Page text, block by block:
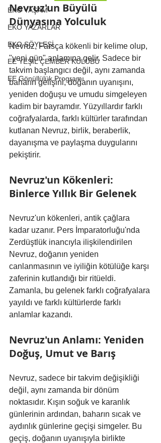
EKO YAŞAM
EKO YAZARLAR
EKO SÖYLEŞİ
EE YEŞİL ÇEMBER KULÜBÜ
EE Gönüllülük Programı
Nevruz'un Büyülü
Dünyasına Yolculuk
Nevruz, Farsça kökenli bir kelime olup,
"yeni gün" anlamına gelir. Sadece bir
takvim başlangıcı değil, aynı zamanda
baharın gelişini, doğanın uyanışını,
yeniden doğuşu ve umudu simgeleyen
kadim bir bayramdır. Yüzyıllardır farklı
coğrafyalarda, farklı kültürler tarafından
kutlanan Nevruz, birlik, beraberlik,
dayanışma ve paylaşma duygularını
pekiştirir.
Nevruz'un Kökenleri:
Binlerce Yıllık Bir Gelenek
Nevruz'un kökenleri, antik çağlara
kadar uzanır. Pers İmparatorluğu'nda
Zerdüştlük inancıyla ilişkilendirilen
Nevruz, doğanın yeniden
canlanmasının ve iyiliğin kötülüğe karşı
zaferinin kutlandığı bir ritüeldi.
Zamanla, bu gelenek farklı coğrafyalara
yayıldı ve farklı kültürlerde farklı
anlamlar kazandı.
Nevruz'un Anlamı: Yeniden
Doğuş, Umut ve Barış
Nevruz, sadece bir takvim değişikliği
değil, aynı zamanda bir dönüm
noktasıdır. Kışın soğuk ve karanlık
günlerinin ardından, baharın sıcak ve
aydınlık günlerine geçişi simgeler. Bu
geçiş, doğanın uyanışıyla birlikte